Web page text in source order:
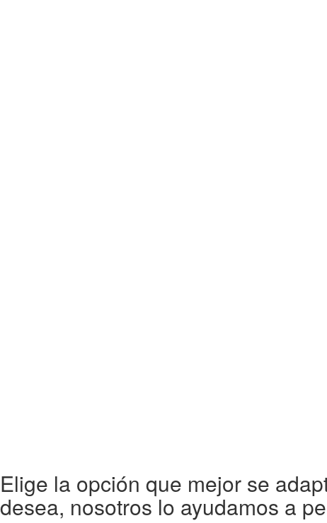
Elige la opción que mejor se
desea, nosotros lo ayudamos a